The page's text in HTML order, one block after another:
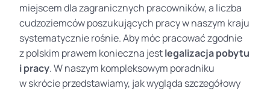
miejscem dla zagranicznych pracowników, a liczba
cudzoziemców poszukujących pracy w naszym kraju
systematycznie rośnie. Aby móc pracować zgodnie
z polskim prawem konieczna jestlegalizacja pobytu
i pracy. W naszym kompleksowym poradniku
w skrócie przedstawiamy, jak wygląda szczegółowy